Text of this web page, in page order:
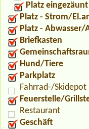
Platz eingezäunt
Platz - Strom/
Platz - Abwasser/
Briefkasten
Hund/Tiere
Parkplatz
Fahrrad-/Skidepot
Feuerstelle/
Restaurant
Geschäft